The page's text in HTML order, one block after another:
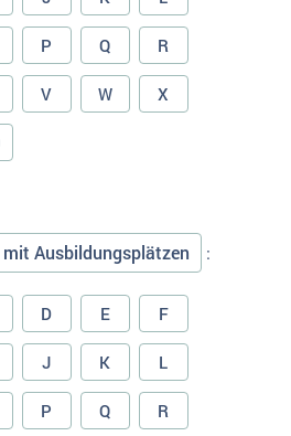
P Q R
V W X
Ausbildungsplätzen :
D E F
J K L
P Q R